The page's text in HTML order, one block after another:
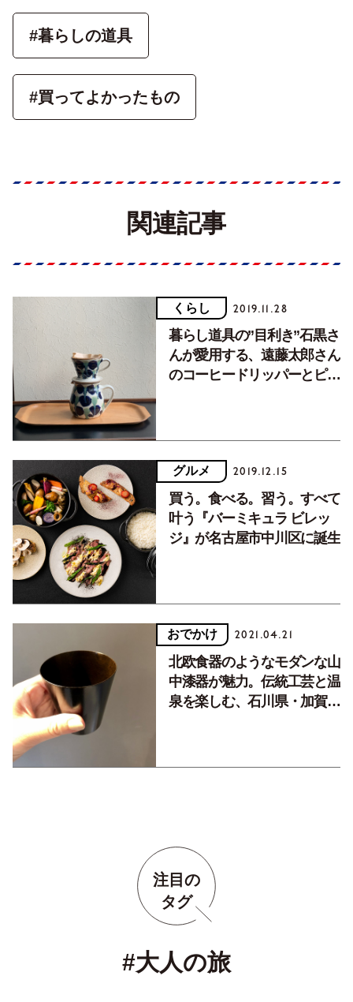
#暮らしの道具
#買ってよかったもの
関連記事
くらし 2019.11.28
暮らし道具の”目利き”石黒さ
んが愛用する、遠藤太郎さん
のコーヒードリッパーとピッ
グルメ 2019.12.15
買う。食べる。習う。すべて
叶う『バーミキュラ ビレッ
ジ』が名古屋市中川区に誕生
おでかけ 2021.04.21
北欧食器のようなモダンな山
中漆器が魅力。伝統工芸と温
泉を楽しむ、石川県・加賀の
注目の
タグ
#大人の旅